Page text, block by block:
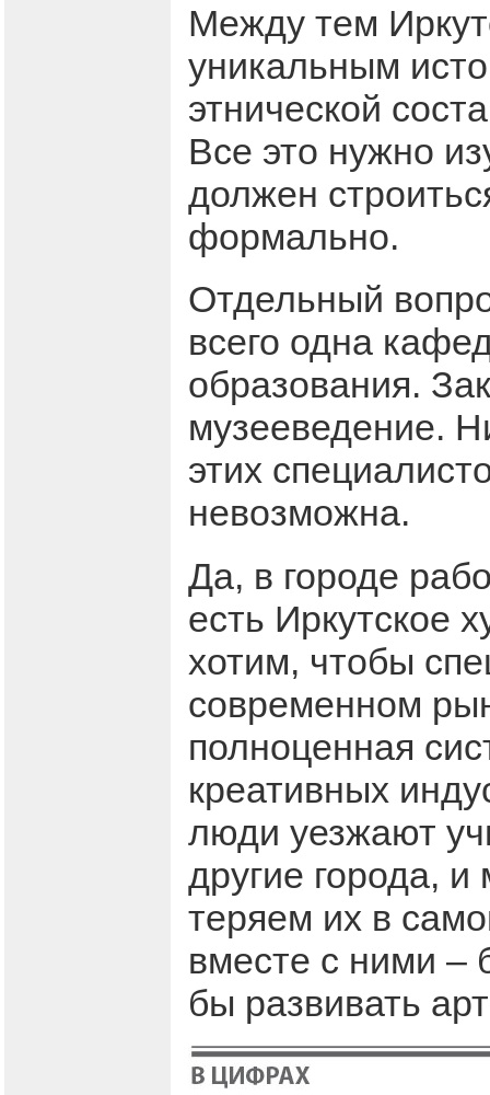
Между тем
уникальным
этнической
Все это нужно
должен
формально.
Отдельный
всего одна
образования.
музееведение.
этих
невозможна.
Да, в городе
есть Иркутское
хотим, чтобы
современном
полноценная
креативных
люди уезжают
другие города,
теряем их в
вместе с ними –
бы развивать